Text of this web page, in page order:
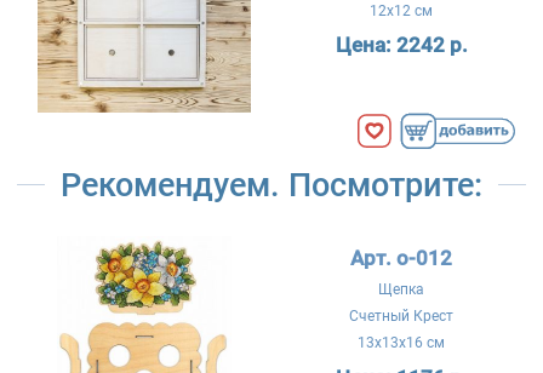
12x12 см
Цена: 2242 р.
Рекомендуем. Посмотрите:
Арт. о-012
Щепка
Счетный Крест
13x13x16 см